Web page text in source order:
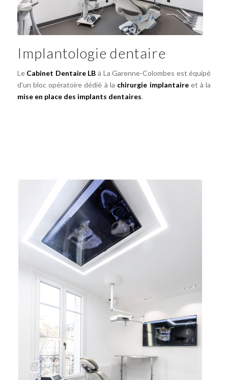
Implantologie dentaire
Le Cabinet Dentaire LB à La Garenne-Colombes est équipé
d’un bloc opératoire dédié à la chirurgie implantaireet à la
mise en place des implants dentaires.